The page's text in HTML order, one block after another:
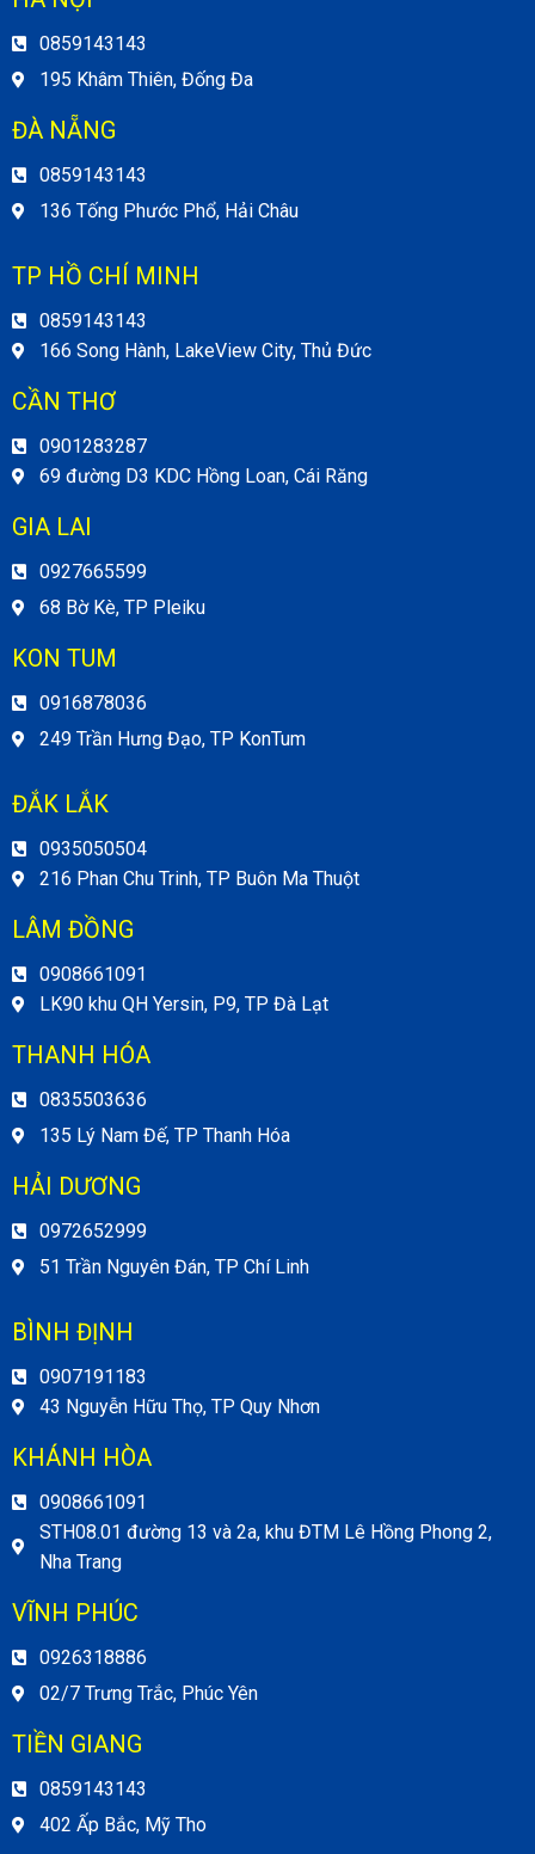
0859143143
195 Khâm Thiên, Đống Đa
ĐÀ NẴNG
0859143143
136 Tống Phước Phổ, Hải Châu
TP HỒ CHÍ MINH
0859143143
166 Song Hành, LakeView City, Thủ Đức
CẦN THƠ
0901283287
69 đường D3 KDC Hồng Loan, Cái Răng
GIA LAI
0927665599
68 Bờ Kè, TP Pleiku
KON TUM
0916878036
249 Trần Hưng Đạo, TP KonTum
ĐẮK LẮK
0935050504
216 Phan Chu Trinh, TP Buôn Ma Thuột
LÂM ĐỒNG
0908661091
LK90 khu QH Yersin, P9, TP Đà Lạt
THANH HÓA
0835503636
135 Lý Nam Đế, TP Thanh Hóa
HẢI DƯƠNG
0972652999
51 Trần Nguyên Đán, TP Chí Linh
BÌNH ĐỊNH
0907191183
43 Nguyễn Hữu Thọ, TP Quy Nhơn
KHÁNH HÒA
0908661091
STH08.01 đường 13 và 2a, khu ĐTM Lê Hồng Phong 2,
Nha Trang
VĨNH PHÚC
0926318886
02/7 Trưng Trắc, Phúc Yên
TIỀN GIANG
0859143143
402 Ấp Bắc, Mỹ Tho